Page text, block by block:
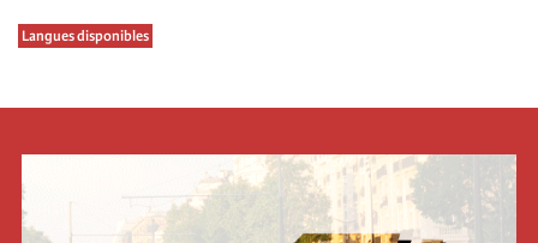
Langues disponibles